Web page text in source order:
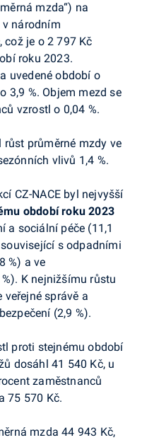
mzda“) na
národním
což je o 2 797 Kč
roku 2023.
uvedené období o
3,9 %. Objem mezd se
vzrostl o 0,04 %.
průměrné mzdy ve
vlivů 1,4 %.
CZ-NACE byl nejvyšší
období roku 2023
a sociální péče (11,1
s odpadními
%) a ve
K nejnižšímu růstu
veřejné správě a
(2,9 %).
proti stejnému období
dosáhl 41 540 Kč, u
zaměstnanců
75 570 Kč.
mzda 44 943 Kč,